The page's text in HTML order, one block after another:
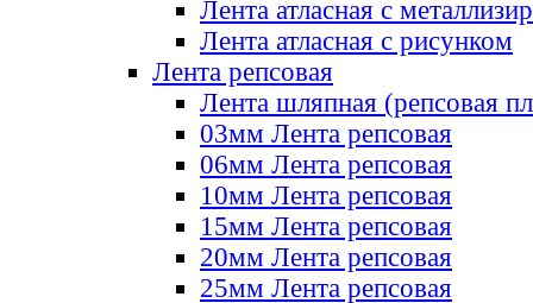
Лента атласная с
Лента атласная с рисунком
Лента репсовая
Лента шляпная (репсовая
03мм Лента репсовая
06мм Лента репсовая
10мм Лента репсовая
15мм Лента репсовая
20мм Лента репсовая
25мм Лента репсовая